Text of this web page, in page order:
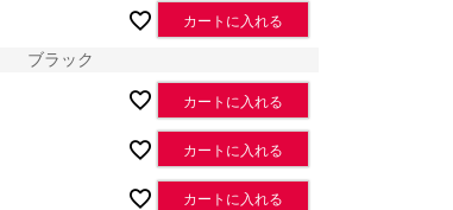
カートに入れる
ブラック
カートに入れる
カートに入れる
カートに入れる